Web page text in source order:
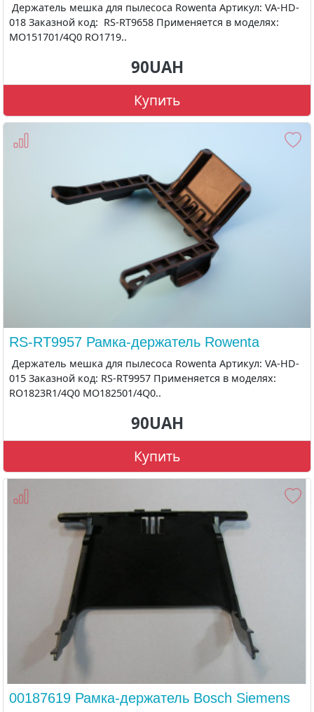
Держатель мешка для пылесоса Rowenta Артикул: VA-HD-
018 Заказной код: RS-RT9658 Применяется в моделях:
MO151701/4Q0 RO1719..
90UAH
Купить
RS-RT9957 Рамка-держатель Rowenta
Держатель мешка для пылесоса Rowenta Артикул: VA-HD-
015 Заказной код: RS-RT9957 Применяется в моделях:
RO1823R1/4Q0 MO182501/4Q0..
90UAH
Купить
00187619 Рамка-держатель Bosch Siemens